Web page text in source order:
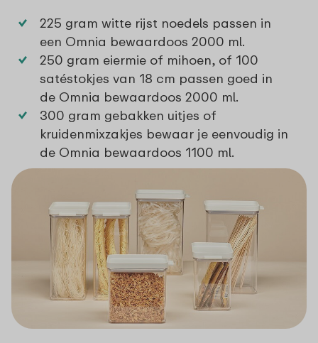
225 gram witte rijst noedels passen in
een Omnia bewaardoos 2000 ml.
250 gram eiermie of mihoen, of 100
satéstokjes van 18 cm passen goed in
de Omnia bewaardoos 2000 ml.
300 gram gebakken uitjes of
kruidenmixzakjes bewaar je eenvoudig in
de Omnia bewaardoos 1100 ml.